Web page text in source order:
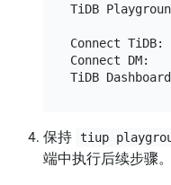
TiDB
Connect
Connect DM:
保持 tiup
端中执行后续步骤。